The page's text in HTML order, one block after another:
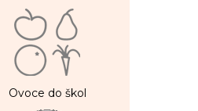
Ovoce do škol